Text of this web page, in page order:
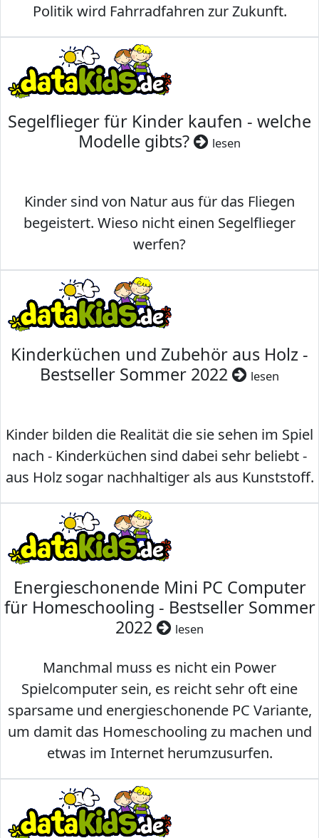
Politik wird Fahrradfahren zur Zukunft.
Segelflieger für Kinder kaufen - welche
Modelle gibts?
lesen
Kinder sind von Natur aus für das Fliegen
begeistert. Wieso nicht einen Segelflieger
werfen?
Kinderküchen und Zubehör aus Holz -
Bestseller Sommer 2022
lesen
Kinder bilden die Realität die sie sehen im Spiel
nach - Kinderküchen sind dabei sehr beliebt -
aus Holz sogar nachhaltiger als aus Kunststoff.
Energieschonende Mini PC Computer
für Homeschooling - Bestseller Sommer
2022
lesen
Manchmal muss es nicht ein Power
Spielcomputer sein, es reicht sehr oft eine
sparsame und energieschonende PC Variante,
um damit das Homeschooling zu machen und
etwas im Internet herumzusurfen.